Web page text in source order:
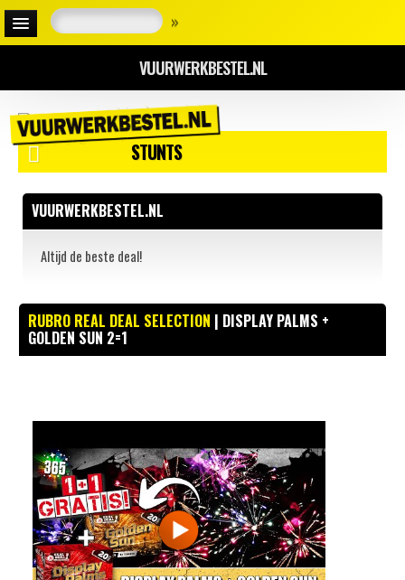
»
VUURWERKBESTEL.NL
STUNTS
VUURWERKBESTEL.NL
Altijd de beste deal!
RUBRO REAL DEAL SELECTION | DISPLAY PALMS +
GOLDEN SUN 2=1